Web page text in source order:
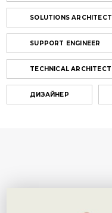
SOLUTIONS ARCHITECT
SUPPORT ENGINEER
TECHNICAL ARCHITECT
ДИЗАЙНЕР